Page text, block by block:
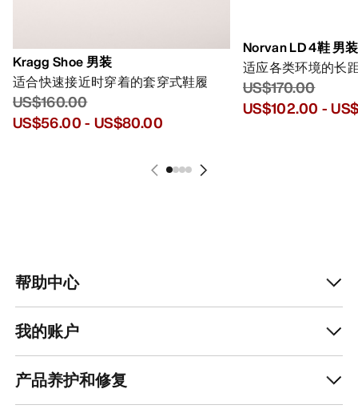
Kragg Shoe 男装
适合快速接近时穿着的套穿式鞋履
US$160.00
US$56.00- US$80.00
Norvan LD 4鞋 男装
适应各类环境的长
US$170.00
US$102.00 -
帮助中心
我的账户
产品养护和修复